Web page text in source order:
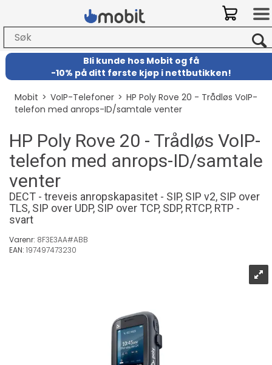
Bli kunde hos Mobit og få
-10% på ditt første kjøp i nettbutikken!
Mobit>VoIP-Telefoner>HP Poly Rove 20 - Trådløs VoIP-
telefon med anrops-ID/samtale venter
HP Poly Rove 20 - Trådløs VoIP-
telefon med anrops-ID/samtale
venter
DECT - treveis anropskapasitet - SIP, SIP v2, SIP over
TLS, SIP over UDP, SIP over TCP, SDP, RTCP, RTP -
svart
Varenr: 8F3E3AA#ABB
EAN: 197497473230